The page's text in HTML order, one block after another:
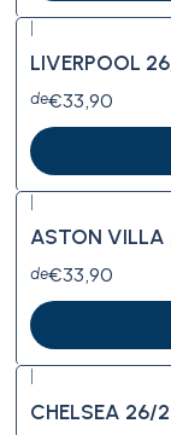
|
LIVERPOOL
de€33,90
ASTON
de€33,90
CHELSEA 26/